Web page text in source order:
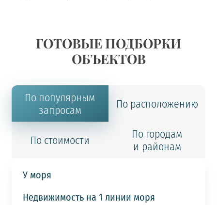
ГОТОВЫЕ ПОДБОРКИ
ОБЪЕКТОВ
По популярным
запросам
По расположению
По стоимости
По городам
и районам
У моря
Недвижимость на 1 линии моря